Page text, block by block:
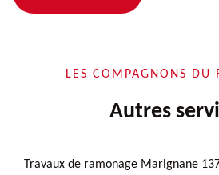
LES COMPAGNONS DU
Autres
Travaux de ramonage Marignane